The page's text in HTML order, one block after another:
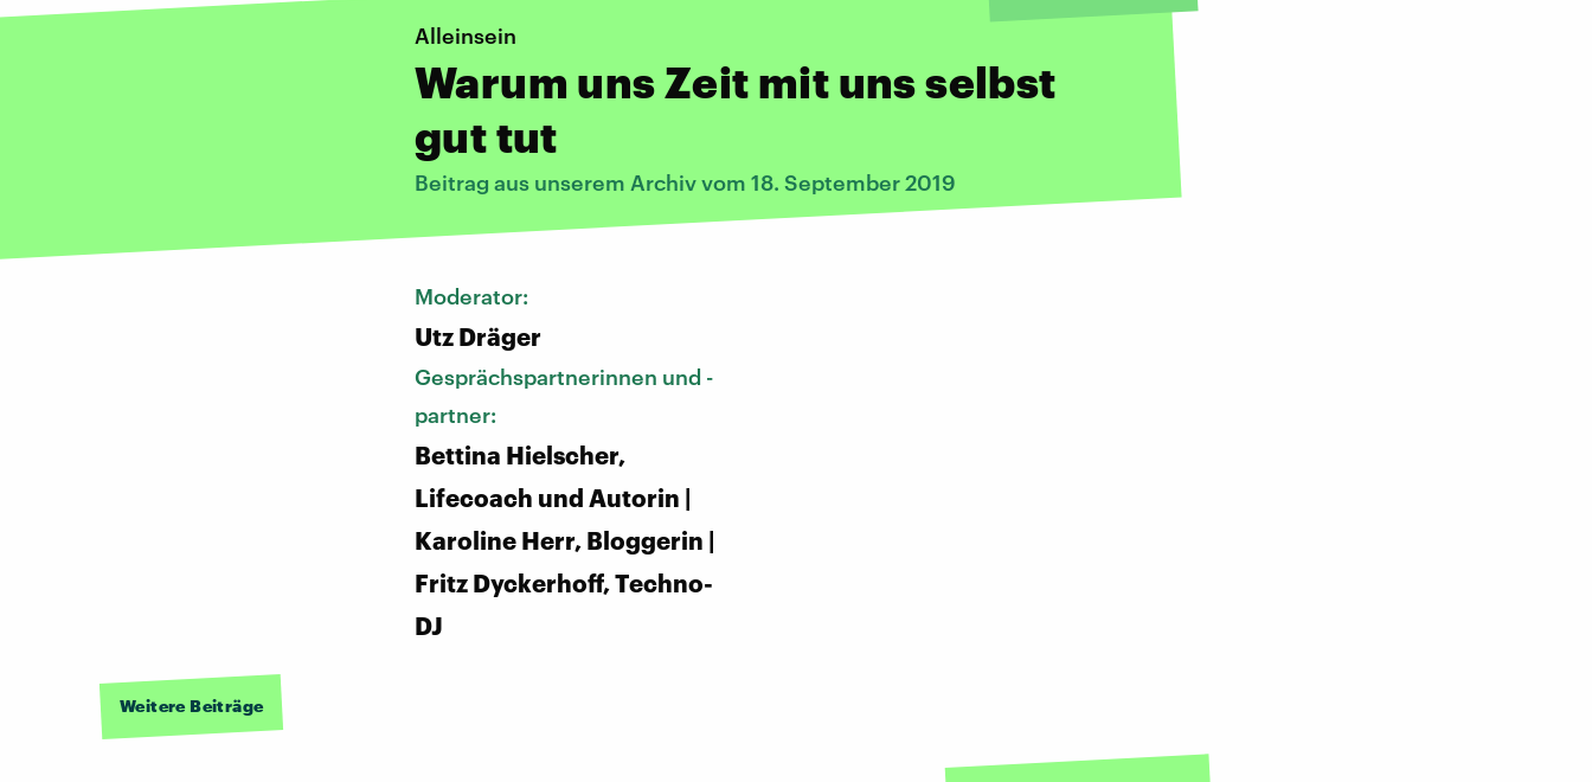
Alleinsein
Warum uns Zeit mit uns selbst
gut tut
Beitrag aus unserem Archiv vom 18. September 2019
Moderator:
Utz Dräger
Gesprächspartnerinnen und -
partner:
Bettina Hielscher,
Lifecoach und Autorin |
Karoline Herr, Bloggerin |
Fritz Dyckerhoff, Techno-
DJ
Weitere Beiträge